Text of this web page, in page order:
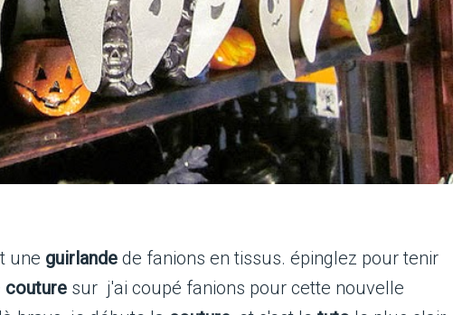
une guirlande de fanions en tissus. épinglez pour tenir
couture sur j'ai coupé fanions pour cette nouvelle